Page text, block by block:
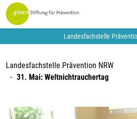
Landesfachstelle
Landesfachstelle Prävention NRW
31. Mai: Weltnichtrauchertag